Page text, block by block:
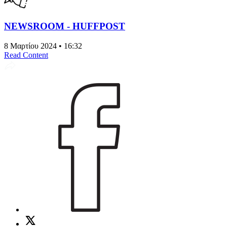
NEWSROOM - HUFFPOST
8 Μαρτίου 2024 • 16:32
Read Content